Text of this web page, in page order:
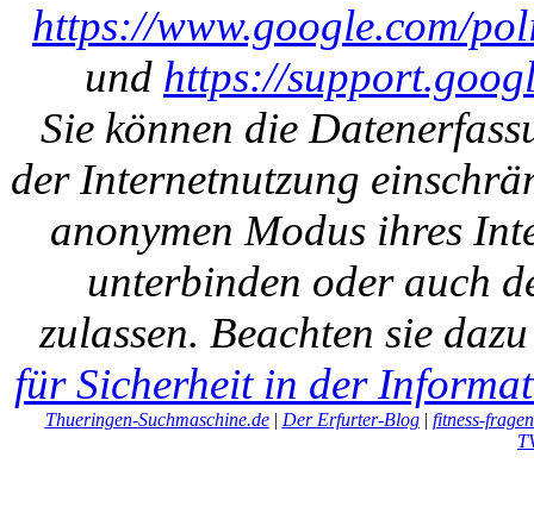
https://www.google.com/
und https://
Sie können die
der Internetnutzung
anonymen Modus ihres
unterbinden oder auch
zulassen. Beachten sie
für Sicherheit in der
Thueringen-Suchmaschine.de| Der Erfurter-Blog| fitness-